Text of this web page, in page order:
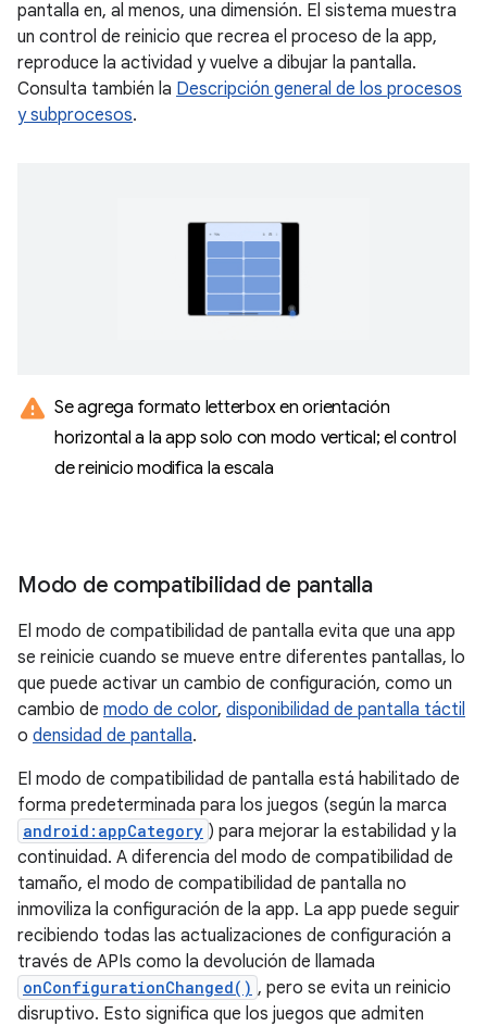
pantalla en, al menos, una dimensión. El sistema muestra
un control de reinicio que recrea el proceso de la app,
reproduce la actividad y vuelve a dibujar la pantalla.
Consulta también la Descripción general de los procesos
y subprocesos.
warning Se agrega formato letterbox en orientación
horizontal a la app solo con modo vertical; el control
de reinicio modifica la escala
Modo de compatibilidad de pantalla
El modo de compatibilidad de pantalla evita que una app
se reinicie cuando se mueve entre diferentes pantallas, lo
que puede activar un cambio de configuración, como un
cambio de modo de color, disponibilidad de pantalla táctil
o densidad de pantalla.
El modo de compatibilidad de pantalla está habilitado de
forma predeterminada para los juegos (según la marca
android:appCategory ) para mejorar la estabilidad y la
continuidad. A diferencia del modo de compatibilidad de
tamaño, el modo de compatibilidad de pantalla no
inmoviliza la configuración de la app. La app puede seguir
recibiendo todas las actualizaciones de configuración a
través de APIs como la devolución de llamada
onConfigurationChanged() , pero se evita un reinicio
disruptivo. Esto significa que los juegos que admiten